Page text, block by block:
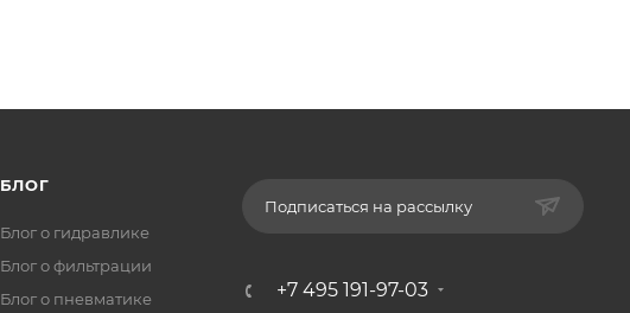
БЛОГ
Блог о гидравлике
Блог о фильтрации
Блог о пневматике
Подписаться на рассылку
+7 495 191-97-03